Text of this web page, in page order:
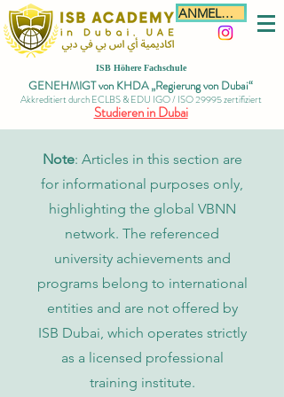
ANMELDEN
ISB Höhere Fachschule
GENEHMIGT von KHDA „Regierung von Dubai“
Akkreditiert durch ECLBS & EDU IGO / ISO 29995 zertifiziert
Studieren in Dubai
Note: Articles in this section are
for informational purposes only,
highlighting the global VBNN
network. The referenced
university achievements and
programs belong to international
entities and are not offered by
ISB Dubai, which operates strictly
as a licensed professional
training institute.